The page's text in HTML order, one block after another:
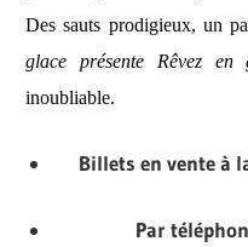
Des sauts prodigieux, un
glace présente Rêvez
inoubliable.
Billets en vente à
Par